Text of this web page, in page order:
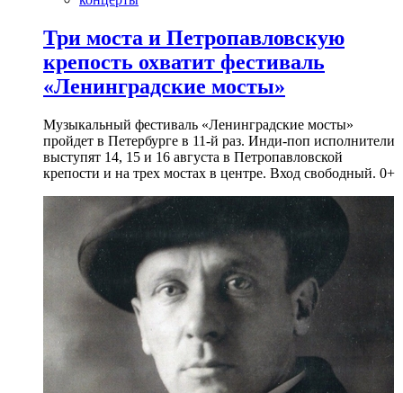
Три моста и Петропавловскую
крепость охватит фестиваль
«Ленинградские мосты»
Музыкальный фестиваль «Ленинградские мосты»
пройдет в Петербурге в 11-й раз. Инди-поп исполнители
выступят 14, 15 и 16 августа в Петропавловской
крепости и на трех мостах в центре. Вход свободный. 0+